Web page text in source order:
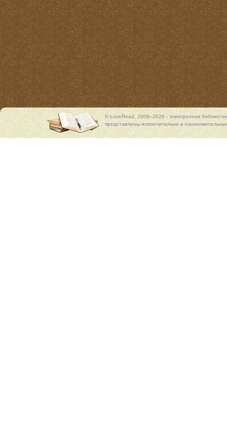
© LoveRead, 2009–2026 - электронная
представлены исключительно в